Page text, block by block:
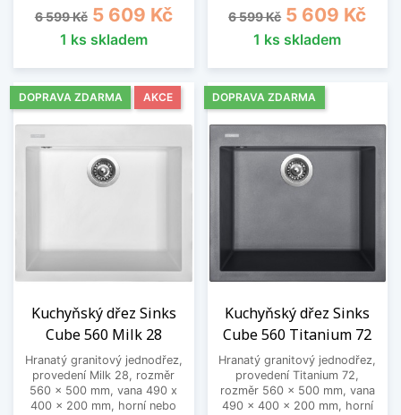
Běžná cena
6 599 Kč Cena
5 609 Kč
1 ks skladem
Běžná cena
6 599 Kč Cena
5 609 Kč
1 ks skladem
Kuchyňský dřez Sinks
Cube 560 Milk 28
Hranatý granitový jednodřez,
provedení Milk 28, rozměr
560 x 500 mm, vana 490 x
400 x 200 mm, horní nebo
DOPRAVA ZDARMA AKCE
Kuchyňský dřez Sinks
Cube 560 Titanium 72
Hranatý granitový jednodřez,
provedení Titanium 72,
rozměr 560 x 500 mm, vana
490 x 400 x 200 mm, horní
DOPRAVA ZDARMA